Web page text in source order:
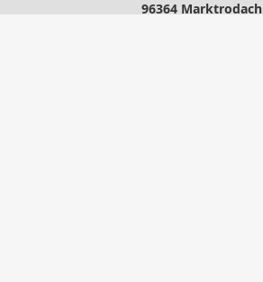
96364 Marktrodach